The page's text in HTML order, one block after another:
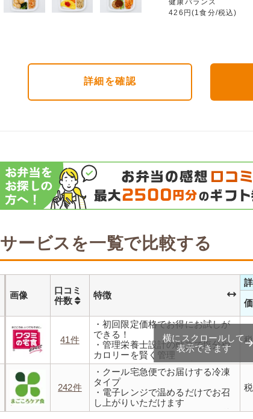
食分/税込)
426円(1食分/税込)
426円(1食分/税込)
詳細 を確認
ービスを一覧で比較する
画像
口コミ
件数
特徴
41件
・初回限定価格でお得にお試しが
できる！
・管理栄養士設計の献立で塩分や
カロリーを賢く管理
・レンジで温めるだけ 火を使わず
安全で片付けも簡単
・豊富な献立で毎日の食卓を飽き
ることなく楽しめます
242件
・クール宅急便でお届けする冷凍
タイプ
・電子レンジで温めるだけでお召
し上がりいただけます
・メニューの組み合わせは管理栄
横にスクロールして
表示できます